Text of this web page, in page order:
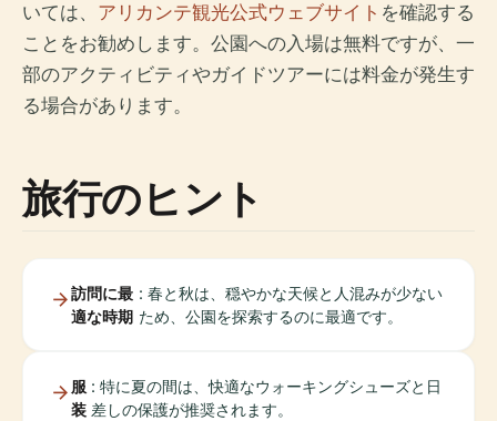
いては、 アリカンテ観光公式ウェブサイト を確認する
ことをお勧めします。公園への入場は無料ですが、一
部のアクティビティやガイドツアーには料金が発生す
る場合があります。
旅行のヒント
訪問に最
適な時期
: 春と秋は、穏やかな天候と人混みが少ない
ため、公園を探索するのに最適です。
服
装
: 特に夏の間は、快適なウォーキングシューズと日
差しの保護が推奨されます。